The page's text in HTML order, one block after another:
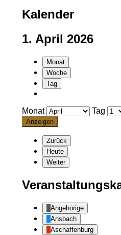
Kalender
1. April 2026
Monat
Woche
Tag
Monat Tag
Zurück
Heute
Weiter
Angehörige
Ansbach
Aschaffenburg